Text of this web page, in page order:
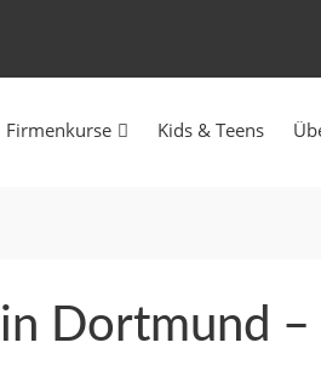
Firmenkurse Kids & Teens
Dortmund –